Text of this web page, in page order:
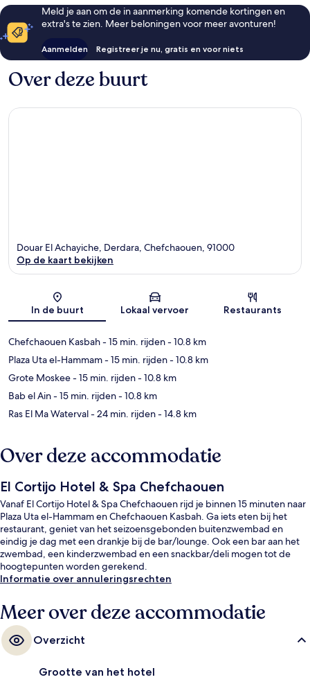
Meld je aan om de in aanmerking komende kortingen en
extra's te zien. Meer beloningen voor meer avonturen!
Aanmelden Registreer je nu, gratis en voor niets
Over deze buurt
Kaart
Douar El Achayiche, Derdara, Chefchaouen, 91000
Op de kaart bekijken
In de buurt Lokaal vervoer Restaurants
Chefchaouen Kasbah- 15 min. rijden- 10.8 km
Plaza Uta el-Hammam- 15 min. rijden- 10.8 km
Grote Moskee- 15 min. rijden- 10.8 km
Bab el Ain- 15 min. rijden- 10.8 km
Ras El Ma Waterval- 24 min. rijden- 14.8 km
Over deze accommodatie
El Cortijo Hotel & Spa Chefchaouen
Vanaf El Cortijo Hotel & Spa Chefchaouen rijd je binnen 15 minuten naar
Plaza Uta el-Hammam en Chefchaouen Kasbah. Ga iets eten bij het
restaurant, geniet van het seizoensgebonden buitenzwembad en
eindig je dag met een drankje bij de bar/lounge. Ook een bar aan het
zwembad, een kinderzwembad en een snackbar/deli mogen tot de
hoogtepunten worden gerekend.
Informatie over annuleringsrechten
Meer over deze accommodatie
Overzicht
Grootte van het hotel